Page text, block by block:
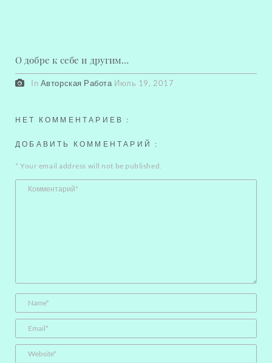
О добре к себе и другим…
In Авторская Работа Июль 19, 2017
НЕТ КОММЕНТАРИЕВ :
ДОБАВИТЬ КОММЕНТАРИЙ :
* Your email address will not be published.